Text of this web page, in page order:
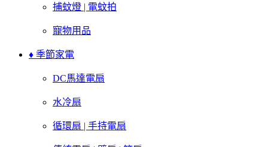
捕蚊燈 | 電蚊拍
寵物用品
♦ 季節家電
DC馬達電扇
水冷扇
循環扇 | 手持電扇